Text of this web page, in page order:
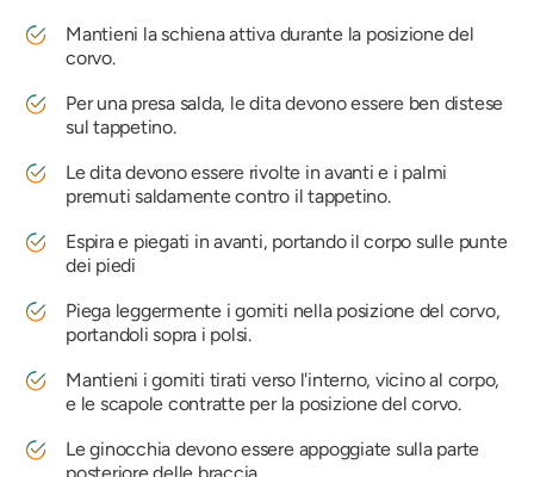
Mantieni la schiena attiva durante la posizione del
corvo.
Per una presa salda, le dita devono essere ben distese
sul tappetino.
Le dita devono essere rivolte in avanti e i palmi
premuti saldamente contro il tappetino.
Espira e piegati in avanti, portando il corpo sulle punte
dei piedi
Piega leggermente i gomiti nella posizione del corvo,
portandoli sopra i polsi.
Mantieni i gomiti tirati verso l'interno, vicino al corpo,
e le scapole contratte per la posizione del corvo.
Le ginocchia devono essere appoggiate sulla parte